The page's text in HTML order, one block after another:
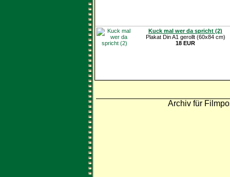
Kuck mal wer da spricht (2)
Plakat Din A1 gerollt (60x84 cm)
18 EUR
Archiv für